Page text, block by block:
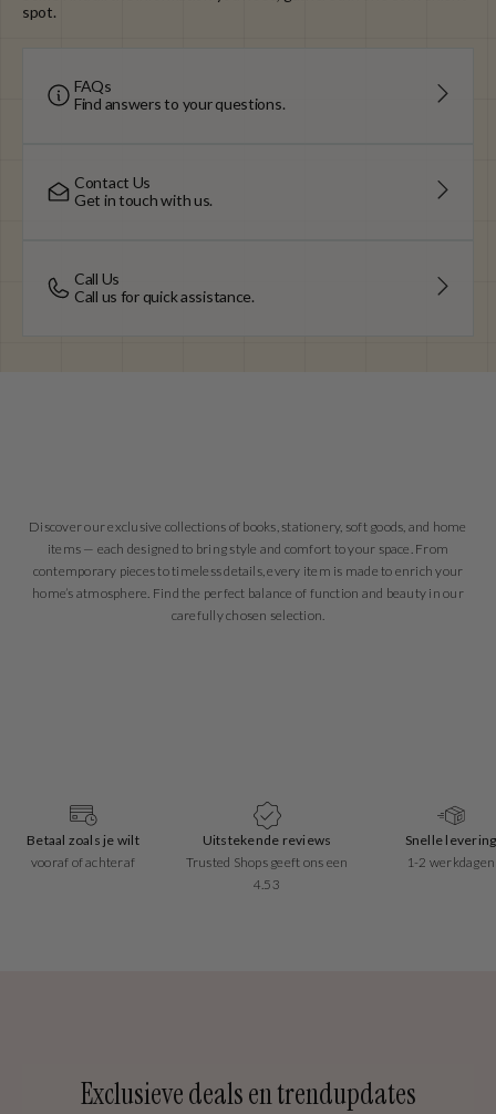
spot.
FAQs
Find answers to your questions.
Contact Us
Get in touch with us.
Call Us
Call us for quick assistance.
Discover our exclusive collections of books, stationery, soft goods, and home
items — each designed to bring style and comfort to your space. From
contemporary pieces to timeless details, every item is made to enrich your
home’s atmosphere. Find the perfect balance of function and beauty in our
carefully chosen selection.
Betaal zoals je wilt
vooraf of achteraf
Uitstekende reviews
Trusted Shops geeft ons een
4.53
Snelle levering
1-2 werkdagen
Exclusieve deals en trendupdates